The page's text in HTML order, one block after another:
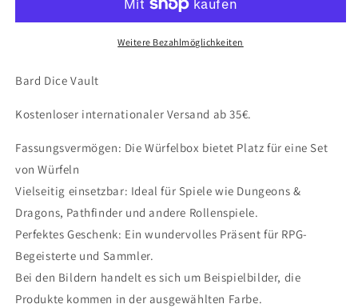
(Fates
Vault
(Fates
End)
Weitere Bezahlmöglichkeiten
Bard Dice Vault
Kostenloser internationaler Versand ab 35€.
Fassungsvermögen: Die Würfelbox bietet Platz für eine Set
von Würfeln
Vielseitig einsetzbar: Ideal für Spiele wie Dungeons &
Dragons, Pathfinder und andere Rollenspiele.
Perfektes Geschenk: Ein wundervolles Präsent für RPG-
Begeisterte und Sammler.
Bei den Bildern handelt es sich um Beispielbilder, die
Produkte kommen in der ausgewählten Farbe.